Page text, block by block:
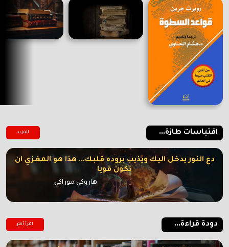
اقتباسات طازة... المزيد
دع النور يدخل اليك ويذيب بروده قلبك... هذا هو المغزي ان
تكون قويا
هاروكي موراكي
دودة قراءة... اقرأ أكتر